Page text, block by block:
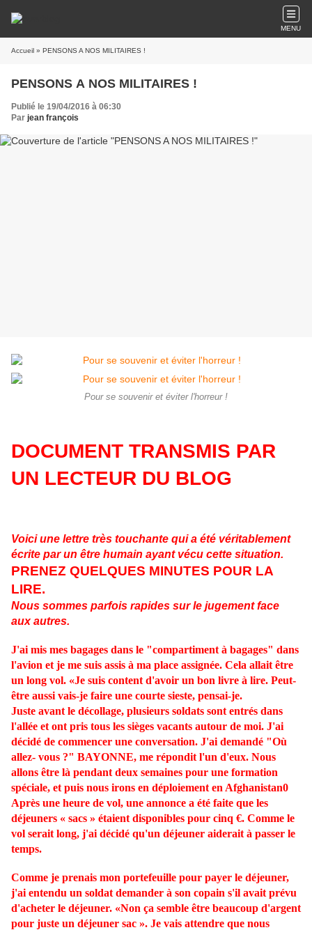
MENU
Accueil » PENSONS A NOS MILITAIRES !
PENSONS A NOS MILITAIRES !
Publié le 19/04/2016 à 06:30
Par jean françois
Pour se souvenir et éviter l'horreur !
DOCUMENT TRANSMIS PAR
UN LECTEUR DU BLOG
Voici une lettre très touchante qui a été véritablement
écrite par un être humain ayant vécu cette situation.
PRENEZ QUELQUES MINUTES POUR LA
LIRE.
Nous sommes parfois rapides sur le jugement face
aux autres.
J'ai mis mes bagages dans le "compartiment à bagages" dans
l'avion et je me suis assis à ma place assignée. Cela allait être
un long vol. «Je suis content d'avoir un bon livre à lire. Peut-
être aussi vais-je faire une courte sieste, pensai-je.
Juste avant le décollage, plusieurs soldats sont entrés dans
l'allée et ont pris tous les sièges vacants autour de moi. J'ai
décidé de commencer une conversation. J'ai demandé "Où
allez- vous ?" BAYONNE, me répondit l'un d'eux. Nous
allons être là pendant deux semaines pour une formation
spéciale, et puis nous irons en déploiement en Afghanistan0
Après une heure de vol, une annonce a été faite que les
déjeuners « sacs » étaient disponibles pour cinq €. Comme le
vol serait long, j'ai décidé qu'un déjeuner aiderait à passer le
temps.
Comme je prenais mon portefeuille pour payer le déjeuner,
j'ai entendu un soldat demander à son copain s'il avait prévu
d'acheter le déjeuner. «Non ça semble être beaucoup d'argent
pour juste un déjeuner sac ». Je vais attendre que nous